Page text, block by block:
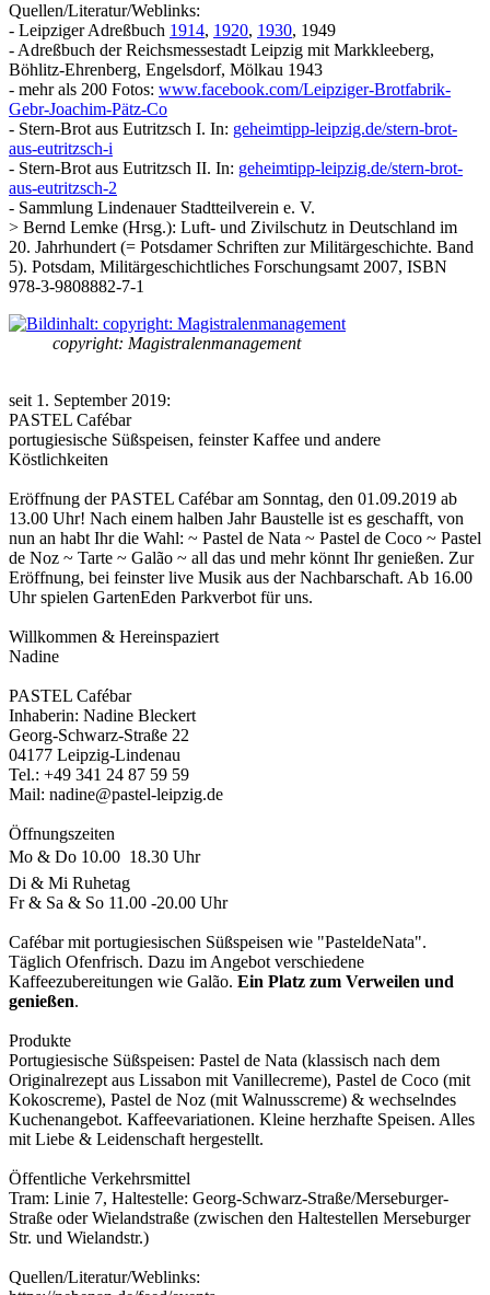
Quellen/Literatur/Weblinks:
- Leipziger Adreßbuch 1914, 1920, 1930, 1949
- Adreßbuch der Reichsmessestadt Leipzig mit Markkleeberg,
Böhlitz-Ehrenberg, Engelsdorf, Mölkau 1943
- mehr als 200 Fotos: www.facebook.com/Leipziger-Brotfabrik-
Gebr-Joachim-Pätz-Co
- Stern-Brot aus Eutritzsch I. In: geheimtipp-leipzig.de/stern-brot-
aus-eutritzsch-i
- Stern-Brot aus Eutritzsch II. In: geheimtipp-leipzig.de/stern-brot-
aus-eutritzsch-2
- Sammlung Lindenauer Stadtteilverein e. V.
> Bernd Lemke (Hrsg.): Luft- und Zivilschutz in Deutschland im
20. Jahrhundert (= Potsdamer Schriften zur Militärgeschichte. Band
5). Potsdam, Militärgeschichtliches Forschungsamt 2007, ISBN
978-3-9808882-7-1
copyright: Magistralenmanagement
seit 1. September 2019:
PASTEL Cafébar
portugiesische Süßspeisen, feinster Kaffee und andere
Köstlichkeiten
Eröffnung der PASTEL Cafébar am Sonntag, den 01.09.2019 ab
13.00 Uhr! Nach einem halben Jahr Baustelle ist es geschafft, von
nun an habt Ihr die Wahl: ~ Pastel de Nata ~ Pastel de Coco ~ Pastel
de Noz ~ Tarte ~ Galão ~ all das und mehr könnt Ihr genießen. Zur
Eröffnung, bei feinster live Musik aus der Nachbarschaft. Ab 16.00
Uhr spielen GartenEden Parkverbot für uns.
Willkommen & Hereinspaziert
Nadine
PASTEL Cafébar
Inhaberin: Nadine Bleckert
Georg-Schwarz-Straße 22
04177 Leipzig-Lindenau
Tel.: +49 341 24 87 59 59
Mail: nadine@pastel-leipzig.de
Öffnungszeiten
Mo & Do 10.00  18.30 Uhr
Di & Mi Ruhetag
Fr & Sa & So 11.00 -20.00 Uhr
Cafébar mit portugiesischen Süßspeisen wie "PasteldeNata".
Täglich Ofenfrisch. Dazu im Angebot verschiedene
Kaffeezubereitungen wie Galão. Ein Platz zum Verweilen und
genießen.
Produkte
Portugiesische Süßspeisen: Pastel de Nata (klassisch nach dem
Originalrezept aus Lissabon mit Vanillecreme), Pastel de Coco (mit
Kokoscreme), Pastel de Noz (mit Walnusscreme) & wechselndes
Kuchenangebot. Kaffeevariationen. Kleine herzhafte Speisen. Alles
mit Liebe & Leidenschaft hergestellt.
Öffentliche Verkehrsmittel
Tram: Linie 7, Haltestelle: Georg-Schwarz-Straße/Merseburger-
Straße oder Wielandstraße (zwischen den Haltestellen Merseburger
Str. und Wielandstr.)
Quellen/Literatur/Weblinks: